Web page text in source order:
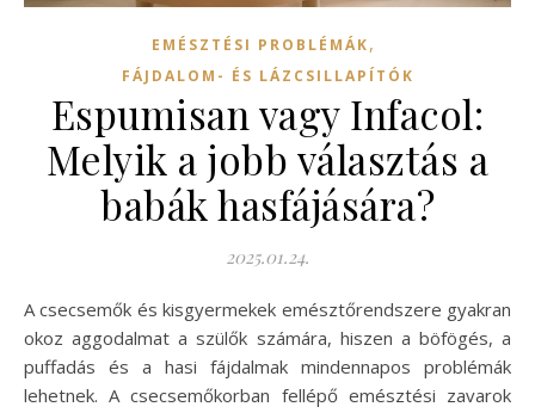
EMÉSZTÉSI PROBLÉMÁK,
FÁJDALOM- ÉS LÁZCSILLAPÍTÓK
Espumisan vagy Infacol:
Melyik a jobb választás a
babák hasfájására?
2025.01.24.
A csecsemők és kisgyermekek emésztőrendszere gyakran
okoz aggodalmat a szülők számára, hiszen a böfögés, a
puffadás és a hasi fájdalmak mindennapos problémák
lehetnek. A csecsemőkorban fellépő emésztési zavarok